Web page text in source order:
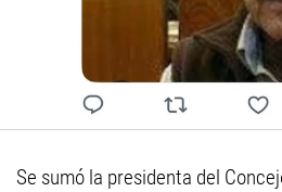
Se sumó la presidenta del